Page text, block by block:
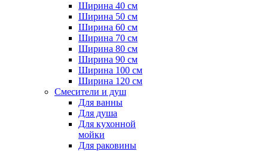
Ширина 40 см
Ширина 50 см
Ширина 60 см
Ширина 70 см
Ширина 80 см
Ширина 90 см
Ширина 100 см
Ширина 120 см
Смесители и душ
Для ванны
Для душа
Для кухонной
мойки
Для раковины